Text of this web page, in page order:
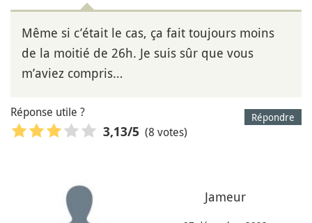
Même si c’était le cas, ça fait toujours moins
de la moitié de 26h. Je suis sûr que vous
m’aviez compris…
Répondre
Réponse utile ?
3,13/5 (8 votes)
Jameur